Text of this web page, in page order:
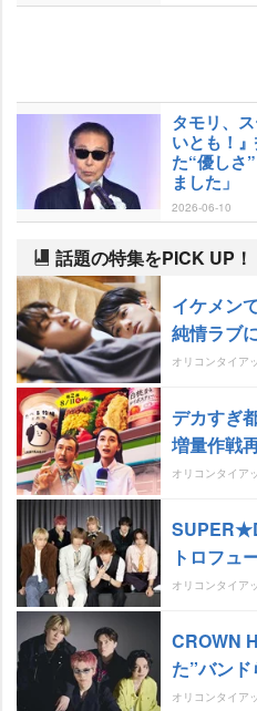
タモリ、
いとも！
た“優し
ました」
2026-06-10
話題の特集をPICK UP！
イケメン
純情ラブ
オリコンタイア
デカすぎ
増量作戦
オリコンタイア
トロフュ
オリコンタイア
CROWN
た”バンド
オリコンタイア